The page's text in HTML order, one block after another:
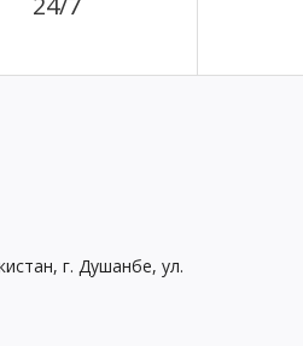
г. Душанбе, ул.